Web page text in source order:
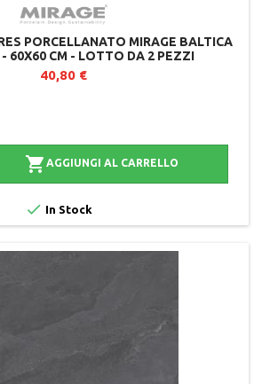
PORCELLANATO MIRAGE BALTICA
60X60 CM - LOTTO DA 2 PEZZI
40,80 €
 AGGIUNGI AL CARRELLO
 In Stock